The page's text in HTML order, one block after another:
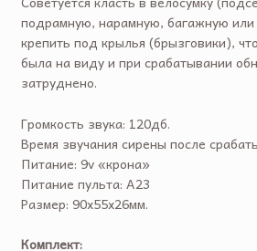
подрамную, нарамную, багажную
крепить под крылья (брызговики),
была на виду и при срабатывании
затруднено.
Громкость звука: 120дб.
Время звучания сирены после
Питание: 9v «крона»
Питание пульта: A23
Размер: 90х55х26мм.
Комплект: